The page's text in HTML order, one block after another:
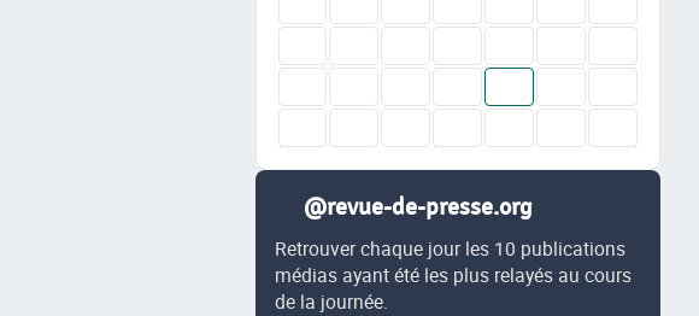
@revue-de-presse.org
Retrouver chaque jour les 10 publications
médias ayant été les plus relayés au cours
de la journée.